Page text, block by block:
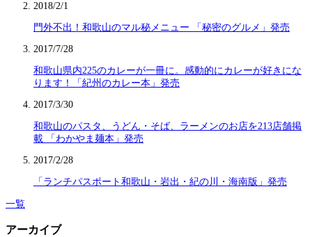
2018/2/1
門外不出！和歌山のマル秘メニュー 「秘密のグルメ」発売
2017/7/28
和歌山県内225のカレーが一冊に。感動的にカレーが好きにな
ります！「紀州のカレー本」発売
2017/3/30
和歌山のパスタ、うどん・そば、ラーメンのお店を213店舗掲
載 「わかやま麺本」発売
2017/2/28
「ランチパスポート和歌山・岩出・紀の川・海南版」発売
一覧
アーカイブ